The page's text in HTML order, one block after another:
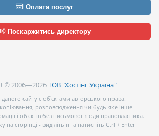
Оплата послуг
Поскаржитись директору
© 2006—2026ТОВ "Хостінг Україна"
даного сайту є об’єктами авторського права.
розповсюдження чи будь-яке інше
і об’єктів без письмової згоди правовласника.
сторінці - виділіть її та натисніть Ctrl + Enter